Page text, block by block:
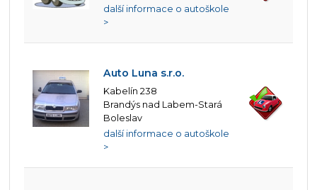
další informace o autoškole
>
Auto Luna s.r.o.
Kabelín 238
Brandýs nad Labem-Stará
Boleslav
další informace o autoškole
>